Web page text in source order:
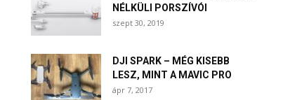
NÉLKÜLI PORSZÍVÓI
szept 30, 2019
DJI SPARK – MÉG KISEBB
LESZ, MINT A MAVIC PRO
ápr 7, 2017